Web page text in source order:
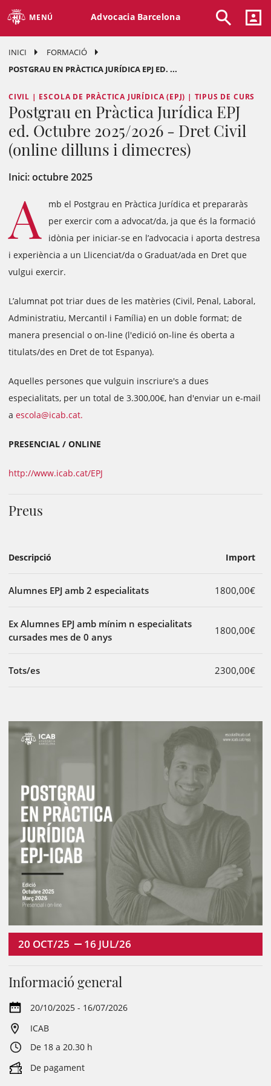
MENÚ Advocacia Barcelona
INICI
FORMACIÓ
POSTGRAU EN PRÀCTICA JURÍDICA EPJ ED. ...
CIVIL | ESCOLA DE PRÀCTICA JURÍDICA (EPJ) | TIPUS DE CURS
Postgrau en Pràctica Jurídica EPJ
ed. Octubre 2025/2026 - Dret Civil
(online dilluns i dimecres)
Inici: octubre 2025
A
mb el Postgrau en Pràctica Jurídica et prepararàs
per exercir com a advocat/da, ja que és la formació
idònia per iniciar-se en l’advocacia i aporta destresa
i experiència a un Llicenciat/da o Graduat/ada en Dret que
vulgui exercir.
L’alumnat pot triar dues de les matèries (Civil, Penal, Laboral,
Administratiu, Mercantil i Família) en un doble format; de
manera presencial o on-line (l'edició on-line és oberta a
titulats/des en Dret de tot Espanya).
Aquelles persones que vulguin inscriure's a dues
especialitats, per un total de 3.300,00€, han d'enviar un e-mail
a escola@icab.cat.
PRESENCIAL / ONLINE
http://www.icab.cat/EPJ
Preus
Descripció Import
Alumnes EPJ amb 2 especialitats 1800,00€
Ex Alumnes EPJ amb mínim n especialitats
cursades mes de 0 anys
1800,00€
Tots/es 2300,00€
20 OCT/25 16 JUL/26
Informació general
20/10/2025 - 16/07/2026
ICAB
De 18 a 20.30 h
De pagament